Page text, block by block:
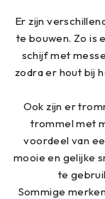
Er zijn
te bouwen. Zo is
schijf met
zodra er hout bij
Ook zijn er
trommel met
voordeel van
mooie en gelijke
te
Sommige